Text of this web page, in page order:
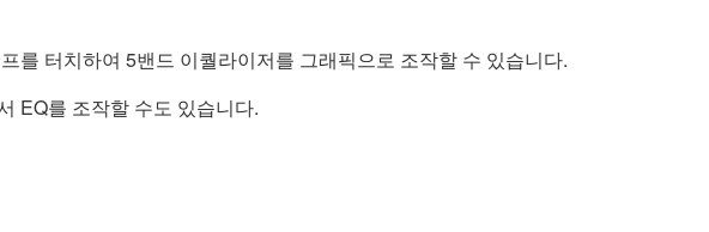
를 터치하여 5밴드 이퀄라이저를 그래픽으로 조작할 수 있습니다.
EQ를 조작할 수도 있습니다.